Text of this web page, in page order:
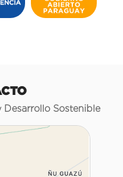
Sostenible